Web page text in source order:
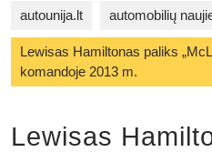
autounija.lt automobilių
Lewisas Hamiltonas paliks
komandoje 2013 m.
Lewisas